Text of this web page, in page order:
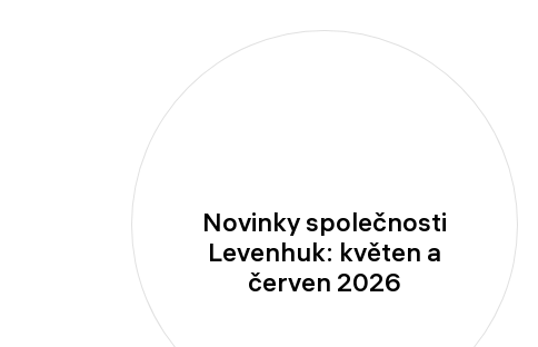
Novinky společnosti
Levenhuk: květen a
červen 2026